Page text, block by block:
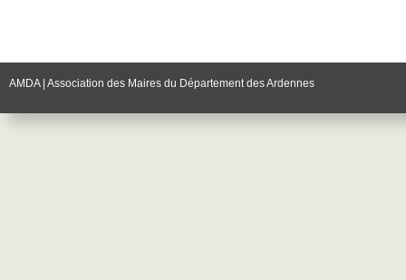
AMDA | Association des Maires du Département des Ardennes